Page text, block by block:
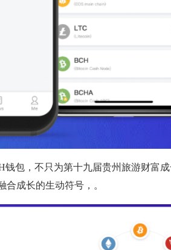
包，不只为第十九届贵州旅游财富
成长的生动符号，。